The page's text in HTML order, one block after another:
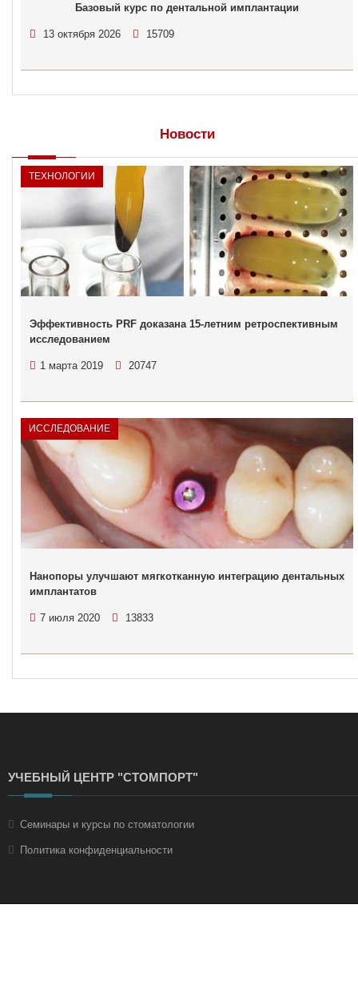
Базовый курс по дентальной имплантации
13 октября 2026 15709
Новости
ТЕХНОЛОГИИ
Эффективность PRF доказана 15-летним ретроспективным
исследованием
1 марта 2019 20747
ИССЛЕДОВАНИЕ
Нанопоры улучшают мягкотканную интеграцию дентальных
имплантатов
7 июля 2020 13833
УЧЕБНЫЙ ЦЕНТР "СТОМПОРТ"
Семинары и курсы по стоматологии
Политика конфиденциальности